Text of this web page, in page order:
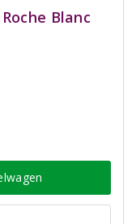
Blanc